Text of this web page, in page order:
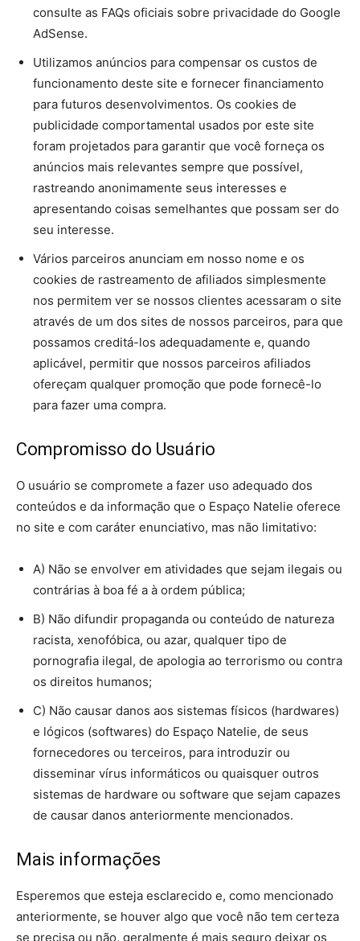
consulte as FAQs oficiais sobre privacidade do Google
AdSense.
Utilizamos anúncios para compensar os custos de
funcionamento deste site e fornecer financiamento
para futuros desenvolvimentos. Os cookies de
publicidade comportamental usados ​​por este site
foram projetados para garantir que você forneça os
anúncios mais relevantes sempre que possível,
rastreando anonimamente seus interesses e
apresentando coisas semelhantes que possam ser do
seu interesse.
Vários parceiros anunciam em nosso nome e os
cookies de rastreamento de afiliados simplesmente
nos permitem ver se nossos clientes acessaram o site
através de um dos sites de nossos parceiros, para que
possamos creditá-los adequadamente e, quando
aplicável, permitir que nossos parceiros afiliados
ofereçam qualquer promoção que pode fornecê-lo
para fazer uma compra.
Compromisso do Usuário
O usuário se compromete a fazer uso adequado dos
conteúdos e da informação que o Espaço Natelie oferece
no site e com caráter enunciativo, mas não limitativo:
A) Não se envolver em atividades que sejam ilegais ou
contrárias à boa fé a à ordem pública;
B) Não difundir propaganda ou conteúdo de natureza
racista, xenofóbica, ou azar, qualquer tipo de
pornografia ilegal, de apologia ao terrorismo ou contra
os direitos humanos;
C) Não causar danos aos sistemas físicos (hardwares)
e lógicos (softwares) do Espaço Natelie, de seus
fornecedores ou terceiros, para introduzir ou
disseminar vírus informáticos ou quaisquer outros
sistemas de hardware ou software que sejam capazes
de causar danos anteriormente mencionados.
Mais informações
Esperemos que esteja esclarecido e, como mencionado
anteriormente, se houver algo que você não tem certeza
se precisa ou não, geralmente é mais seguro deixar os